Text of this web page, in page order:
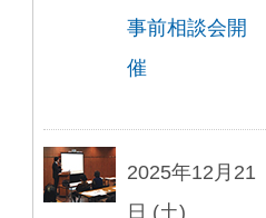
事前相談会開
催
2025年12月21
日 (土)